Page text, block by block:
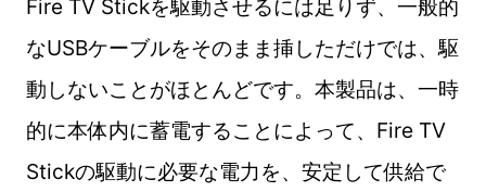
Fire TV Stickを駆動させるには足りず、一般的
なUSBケーブルをそのまま挿しただけでは、駆
動しないことがほとんどです。本製品は、一時
的に本体内に蓄電することによって、Fire TV
Stickの駆動に必要な電力を、安定して供給で